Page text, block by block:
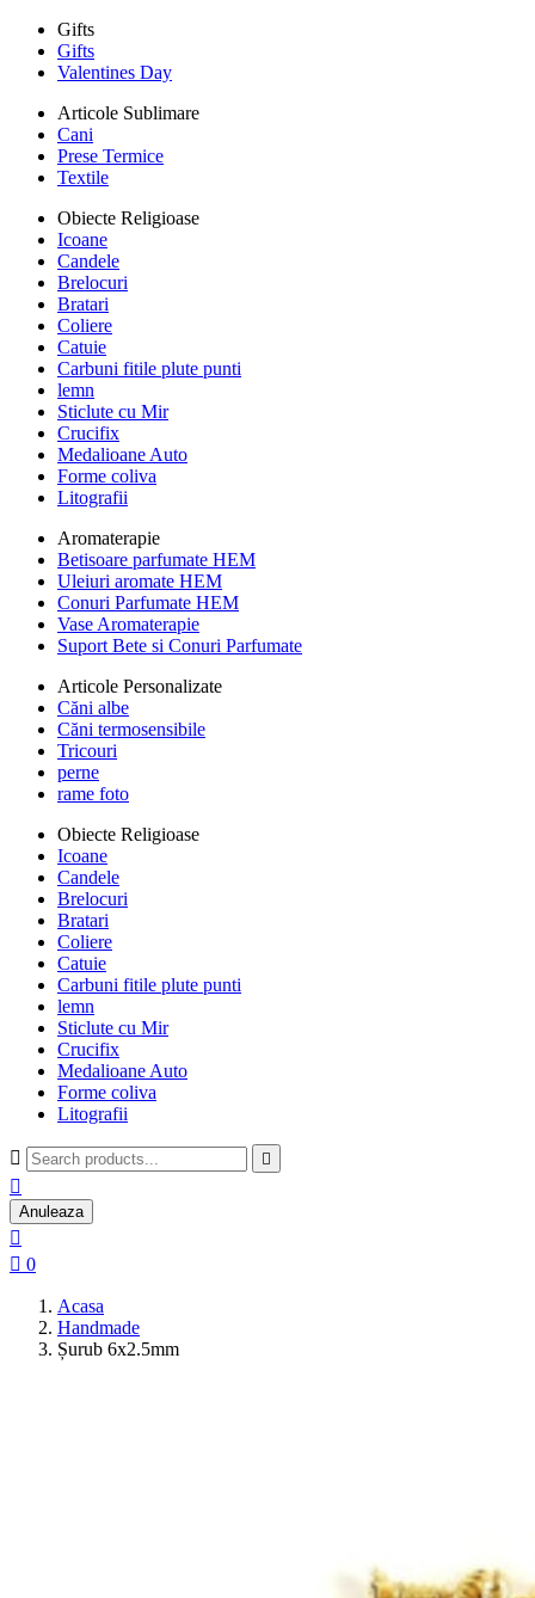
Gifts
Gifts
Valentines Day
Articole Sublimare
Cani
Prese Termice
Textile
Obiecte Religioase
Icoane
Candele
Brelocuri
Bratari
Coliere
Catuie
Carbuni fitile plute punti
lemn
Sticlute cu Mir
Crucifix
Medalioane Auto
Forme coliva
Litografii
Aromaterapie
Betisoare parfumate HEM
Uleiuri aromate HEM
Conuri Parfumate HEM
Vase Aromaterapie
Suport Bete si Conuri Parfumate
Articole Personalizate
Căni albe
Căni termosensibile
Tricouri
perne
rame foto
Obiecte Religioase
Icoane
Candele
Brelocuri
Bratari
Coliere
Catuie
Carbuni fitile plute punti
lemn
Sticlute cu Mir
Crucifix
Medalioane Auto
Forme coliva
Litografii
 

Anuleaza

 0
Acasa
Handmade
Șurub 6x2.5mm